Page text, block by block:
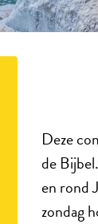
Deze
de
en rond
zondag